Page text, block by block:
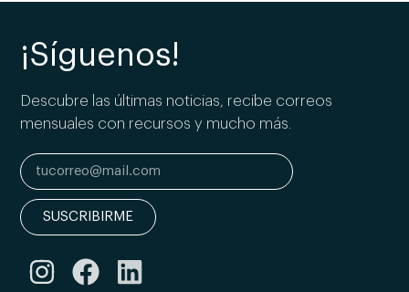
¡Síguenos!
Descubre las últimas noticias, recibe correos
mensuales con recursos y mucho más.
SUSCRIBIRME